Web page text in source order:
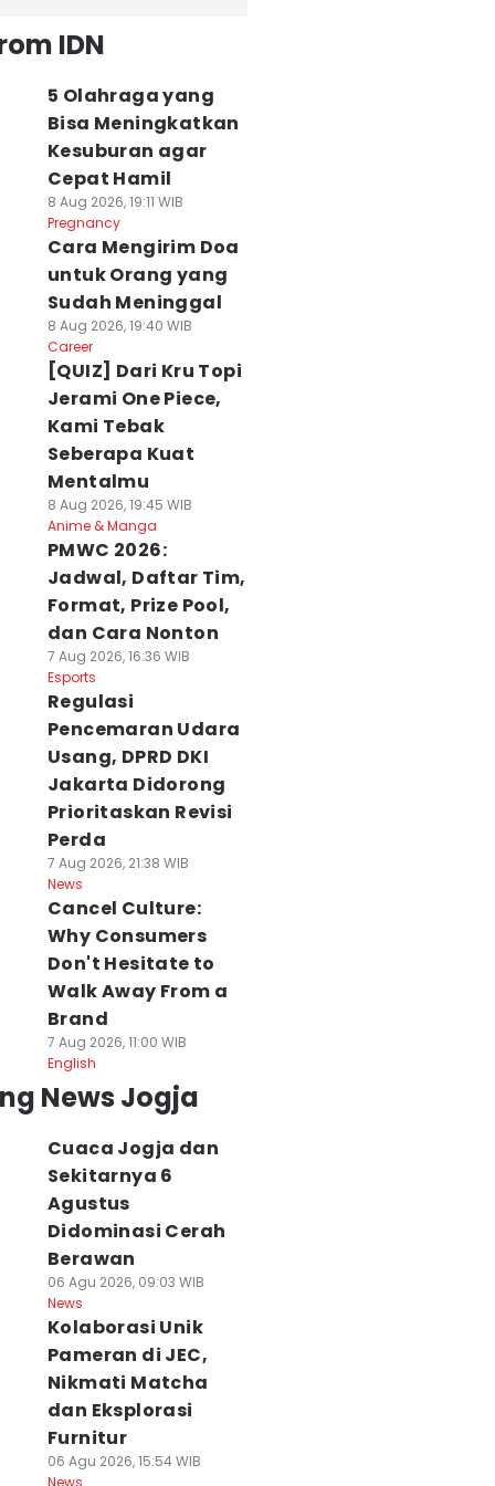
IDN
5 Olahraga yang
Bisa Meningkatkan
Kesuburan agar
Cepat Hamil
8 Aug 2026, 19:11 WIB
Pregnancy
Cara Mengirim Doa
untuk Orang yang
Sudah Meninggal
8 Aug 2026, 19:40 WIB
Career
[QUIZ] Dari Kru Topi
Jerami One Piece,
Kami Tebak
Seberapa Kuat
Mentalmu
8 Aug 2026, 19:45 WIB
Anime & Manga
PMWC 2026:
Jadwal, Daftar Tim,
Format, Prize Pool,
dan Cara Nonton
7 Aug 2026, 16:36 WIB
Esports
Regulasi
Pencemaran Udara
Usang, DPRD DKI
Jakarta Didorong
Prioritaskan Revisi
Perda
7 Aug 2026, 21:38 WIB
News
Cancel Culture:
Why Consumers
Don't Hesitate to
Walk Away From a
Brand
7 Aug 2026, 11:00 WIB
English
News Jogja
Cuaca Jogja dan
Sekitarnya 6
Agustus
Didominasi Cerah
Berawan
06 Agu 2026, 09:03 WIB
News
Kolaborasi Unik
Pameran di JEC,
Nikmati Matcha
dan Eksplorasi
Furnitur
06 Agu 2026, 15:54 WIB
News